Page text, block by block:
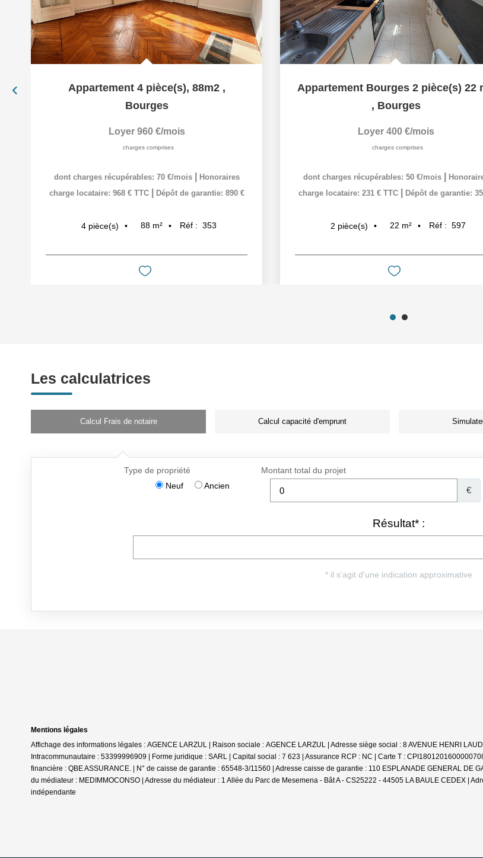
Appartement 4 pièce(s), 88m2 ,
Bourges
Loyer 960 €/mois
charges comprises
dont charges récupérables: 70 €/mois
Honoraires
charge locataire: 968 € TTC
Dépôt de garantie: 890 €
4 pièce(s) 88 m² Réf : 353
Appartement Bourges 2 pièce(s) 22
, Bourges
Loyer 400 €/mois
charges comprises
dont charges récupérables: 50 €/mois
charge locataire: 231 € TTC
Dépôt de garantie:
2 pièce(s) 22 m² Réf : 597
Les calculatrices
Calcul Frais de notaire Calcul capacité d'emprunt
Mentions légales
Affichage des informations légales : AGENCE LARZUL | Raison sociale : AGENCE LARZUL | Adresse siège social : 8 AVENUE HENRI
Intracommunautaire : 53399996909 | Forme juridique : SARL | Capital social : 7 623 | Assurance RCP : NC | Carte T :
financière : QBE ASSURANCE. | N° de caisse de garantie : 65548-3/11560 | Adresse caisse de garantie : 110 ESPLANADE GENERAL DE
du médiateur : MEDIMMOCONSO | Adresse du médiateur : 1 Allée du Parc de Mesemena - Bât A - CS25222 - 44505 LA BAULE CEDEX |
indépendante